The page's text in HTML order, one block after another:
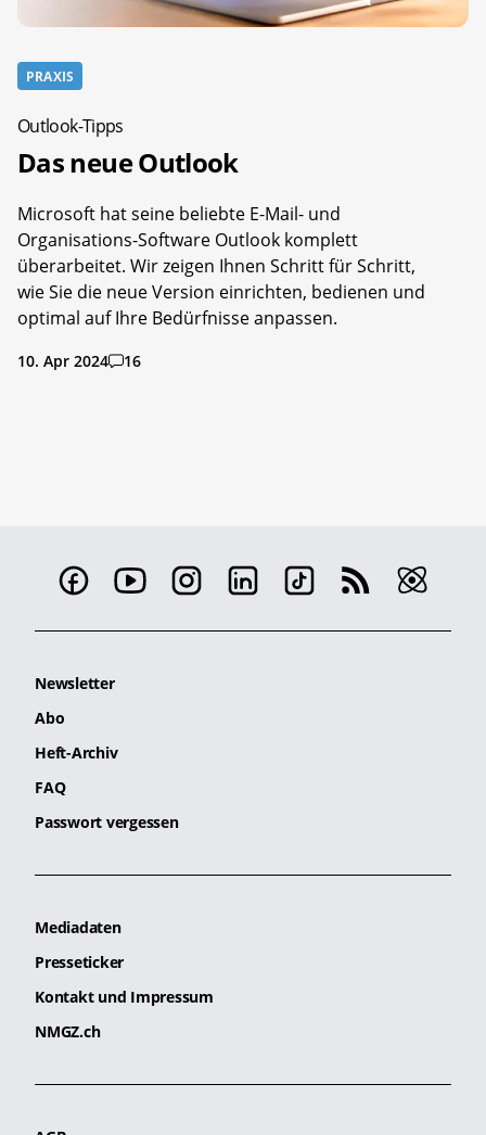
PRAXIS
Outlook-Tipps
Das neue Outlook
Microsoft hat seine beliebte E-Mail- und
Organisations-Software Outlook komplett
überarbeitet. Wir zeigen Ihnen Schritt für Schritt,
wie Sie die neue Version einrichten, bedienen und
optimal auf Ihre Bedürfnisse anpassen.
10. Apr 2024 16
Newsletter
Abo
Heft-Archiv
FAQ
Passwort vergessen
Mediadaten
Presseticker
Kontakt und Impressum
NMGZ.ch